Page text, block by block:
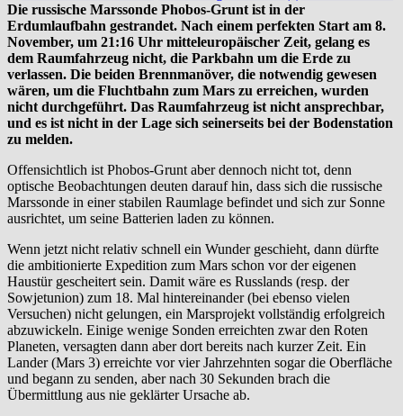
Die russische Marssonde Phobos-Grunt ist in der
Erdumlaufbahn gestrandet. Nach einem perfekten Start am 8.
November, um 21:16 Uhr mitteleuropäischer Zeit, gelang es
dem Raumfahrzeug nicht, die Parkbahn um die Erde zu
verlassen. Die beiden Brennmanöver, die notwendig gewesen
wären, um die Fluchtbahn zum Mars zu erreichen, wurden
nicht durchgeführt. Das Raumfahrzeug ist nicht ansprechbar,
und es ist nicht in der Lage sich seinerseits bei der Bodenstation
zu melden.
Offensichtlich ist Phobos-Grunt aber dennoch nicht tot, denn
optische Beobachtungen deuten darauf hin, dass sich die russische
Marssonde in einer stabilen Raumlage befindet und sich zur Sonne
ausrichtet, um seine Batterien laden zu können.
Wenn jetzt nicht relativ schnell ein Wunder geschieht, dann dürfte
die ambitionierte Expedition zum Mars schon vor der eigenen
Haustür gescheitert sein. Damit wäre es Russlands (resp. der
Sowjetunion) zum 18. Mal hintereinander (bei ebenso vielen
Versuchen) nicht gelungen, ein Marsprojekt vollständig erfolgreich
abzuwickeln. Einige wenige Sonden erreichten zwar den Roten
Planeten, versagten dann aber dort bereits nach kurzer Zeit. Ein
Lander (Mars 3) erreichte vor vier Jahrzehnten sogar die Oberfläche
und begann zu senden, aber nach 30 Sekunden brach die
Übermittlung aus nie geklärter Ursache ab.